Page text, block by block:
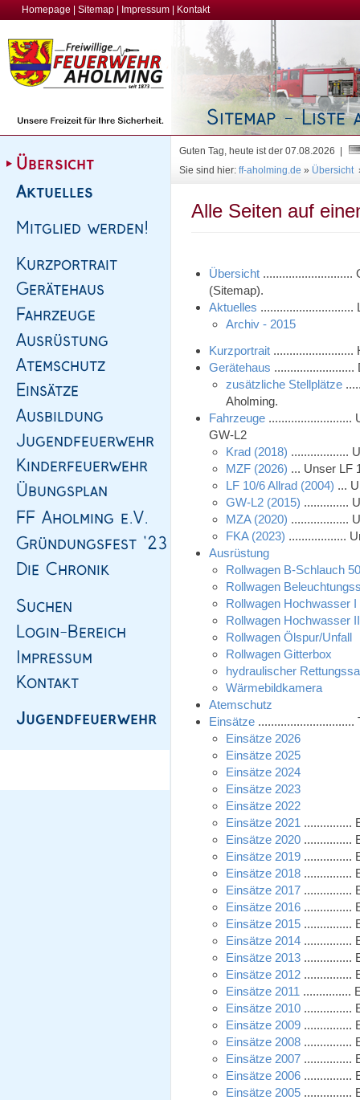
Homepage Sitemap Impressum Kontakt
Guten Tag, heute ist der 07.08.2026 |
Sie sind hier: ff-aholming.de » Übersicht
Alle Seiten auf
Übersicht............................
(Sitemap).
Aktuelles .............................
Archiv - 2015
Kurzportrait.........................
Gerätehaus .........................
zusätzliche Stellplätze
Aholming.
Fahrzeuge..........................
GW-L2
Krad (2018) ..................
MZF (2026) ... Unser LF
LF 10/6 Allrad (2004) ...
GW-L2 (2015) ..............
MZA (2020) ..................
FKA (2023) ..................
Ausrüstung
Rollwagen B-Schlauch
Rollwagen
Rollwagen Hochwasser I
Rollwagen Hochwasser II
Rollwagen Ölspur/Unfall
Rollwagen Gitterbox
hydraulischer
Wärmebildkamera
Atemschutz
Einsätze..............................
Einsätze 2026
Einsätze 2025
Einsätze 2024
Einsätze 2023
Einsätze 2022
Einsätze 2021 ...............
Einsätze 2020 ...............
Einsätze 2019 ...............
Einsätze 2018 ...............
Einsätze 2017 ...............
Einsätze 2016 ...............
Einsätze 2015 ...............
Einsätze 2014 ...............
Einsätze 2013 ...............
Einsätze 2012 ...............
Einsätze 2011 ...............
Einsätze 2010 ...............
Einsätze 2009 ...............
Einsätze 2008 ...............
Einsätze 2007 ...............
Einsätze 2006 ...............
Einsätze 2005 ...............